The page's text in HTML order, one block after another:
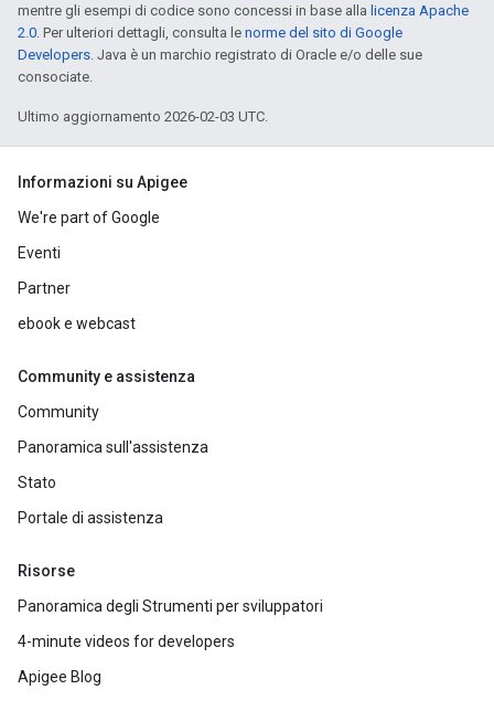
mentre gli esempi di codice sono concessi in base alla licenza Apache
2.0. Per ulteriori dettagli, consulta le norme del sito di Google
Developers. Java è un marchio registrato di Oracle e/o delle sue
consociate.
Ultimo aggiornamento 2026-02-03 UTC.
Informazioni su Apigee
We're part of Google
Eventi
Partner
ebook e webcast
Community e assistenza
Community
Panoramica sull'assistenza
Stato
Portale di assistenza
Risorse
Panoramica degli Strumenti per sviluppatori
4-minute videos for developers
Apigee Blog